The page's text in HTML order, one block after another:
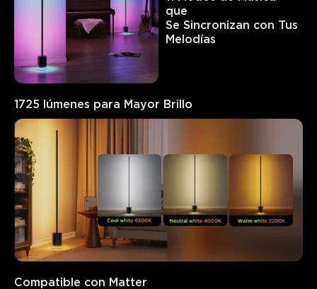
que
Se Sincronizan con Tus
Melodías
1725 lúmenes para Mayor Brillo
Compatible con Matter
Los clientes mencionanPositivoNegativo
Generado por IA a partir del texto de las reseñas de los
clientes